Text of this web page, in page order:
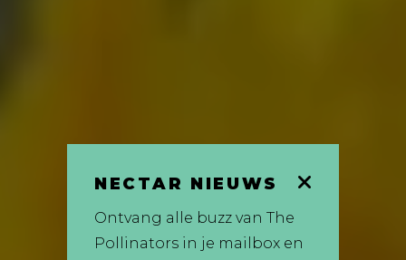
NECTAR NIEUWS
Ontvang alle buzz van The
Pollinators in je mailbox en